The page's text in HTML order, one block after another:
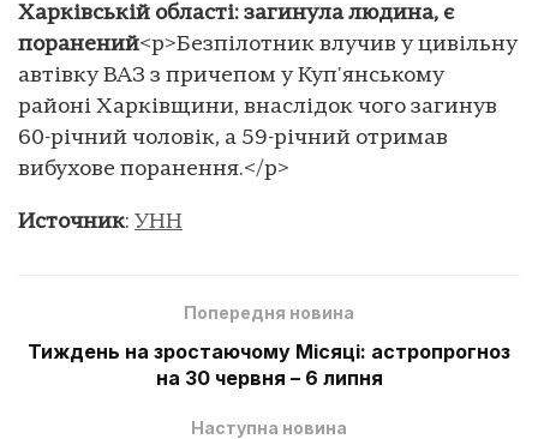
Харківській області: загинула людина, є
поранений<p>Безпілотник влучив у цивільну
автівку ВАЗ з причепом у Куп'янському
районі Харківщини, внаслідок чого загинув
60-річний чоловік, а 59-річний отримав
вибухове поранення.</p>
Источник: УНН
Попередня новина
Тиждень на зростаючому Місяці: астропрогноз
на 30 червня – 6 липня
Наступна новина